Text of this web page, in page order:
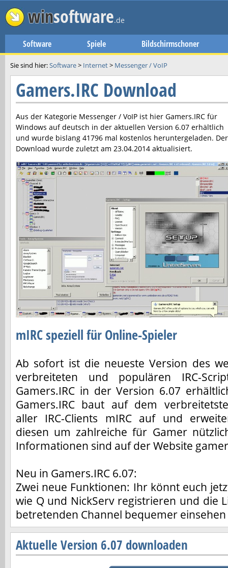
winsoftware.de
Software Spiele Bildschirmschoner
Sie sind hier:Software> Internet> Messenger / VoIP
Gamers.IRC Download
Aus der Kategorie Messenger / VoIP ist hier Gamers.IRC für
Windows auf deutsch in der aktuellen Version 6.07 erhältlich
und wurde bislang 41796 mal kostenlos heruntergeladen. Der
Download wurde zuletzt am 23.04.2014 aktualisiert.
mIRC speziell für Online-Spieler
Ab sofort ist die neueste Version des
verbreiteten und populären IRC-
Gamers.IRC in der Version 6.07
Gamers.IRC baut auf dem
aller IRC-Clients mIRC auf und
diesen um zahlreiche für Gamer
Informationen sind auf der Website
Neu in Gamers.IRC 6.07:
Zwei neue Funktionen: Ihr könnt euch
wie Q und NickServ registrieren und die
betretenden Channel bequemer
Aktuelle Version 6.07 downloaden